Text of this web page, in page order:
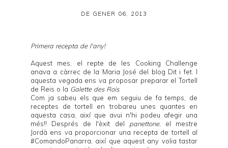
DE GENER 06, 2013
Primera recepta de l'any!
Aquest mes, el repte de les Cooking Challenge
anava a càrrec de la Maria José del blog Dit i fet. I
aquesta vegada ens va proposar preparar el Tortell
de Reis o la Galette des Rois.
Com ja sabeu els que em seguiu de fa temps, de
receptes de tortell en trobareu unes quantes en
aquesta casa, així que avui n'hi podeu afegir una
més!! Després de l'èxit del panettone, el mestre
Jordà ens va proporcionar una recepta de tortell al
#ComandoPanarra , així que aquest any volia tastar